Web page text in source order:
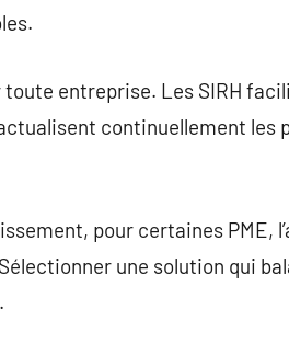
entreprise. Les SIRH
continuellement les
pour certaines PME,
une solution qui